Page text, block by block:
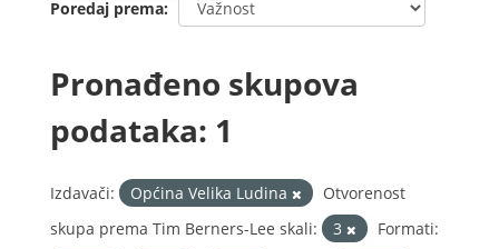
Poredaj prema
Pronađeno skupova
podataka: 1
Izdavači: Općina Velika Ludina
Otvorenost
skupa prema Tim Berners-Lee skali:
3
Formati: